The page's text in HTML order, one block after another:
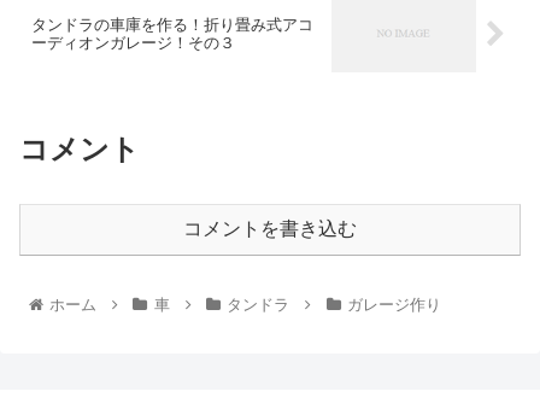
タンドラの車庫を作る！折り畳み式アコ
ーディオンガレージ！その３
コメント
コメントを書き込む
ホーム 車 タンドラ ガレージ作り